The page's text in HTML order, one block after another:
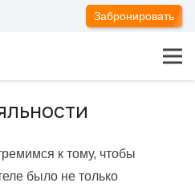
Забронировать
к тому, чтобы
было не только